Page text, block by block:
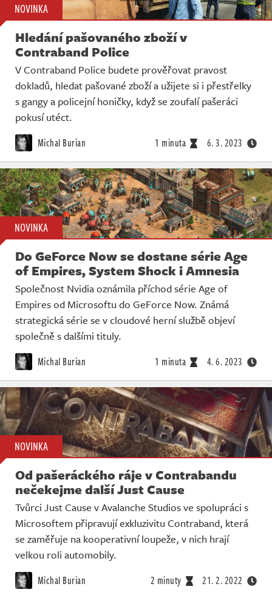
NOVINKA
Hledání pašovaného zboží v
Contraband Police
V Contraband Police budete prověřovat pravost
dokladů, hledat pašované zboží a užijete si i přestřelky
s gangy a policejní honičky, když se zoufalí pašeráci
pokusí utéct.
Michal Burian 1 minuta 6. 3. 2023
NOVINKA
Do GeForce Now se dostane série Age
of Empires, System Shock i Amnesia
Společnost Nvidia oznámila příchod série Age of
Empires od Microsoftu do GeForce Now. Známá
strategická série se v cloudové herní službě objeví
společně s dalšími tituly.
Michal Burian 1 minuta 4. 6. 2023
NOVINKA
Od pašeráckého ráje v Contrabandu
nečekejme další Just Cause
Tvůrci Just Cause v Avalanche Studios ve spolupráci s
Microsoftem připravují exkluzivitu Contraband, která
se zaměřuje na kooperativní loupeže, v nich hrají
velkou roli automobily.
Michal Burian 2 minuty 21. 2. 2022